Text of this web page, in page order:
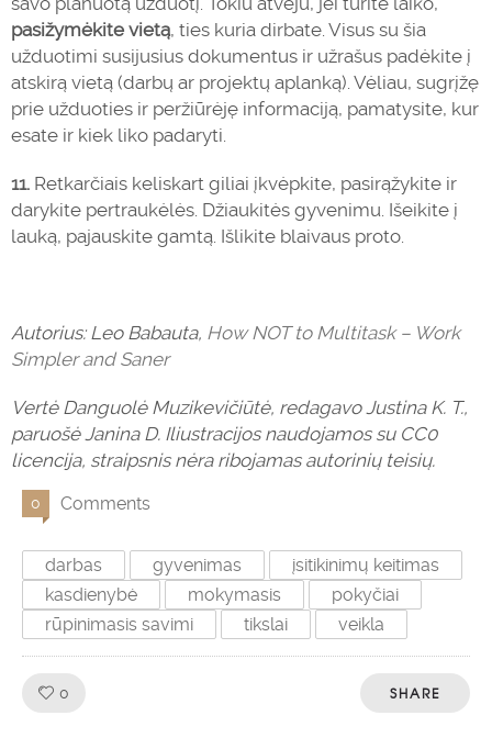
pasižymėkite vietą, ties kuria dirbate. Visus su šia
užduotimi susijusius dokumentus ir užrašus padėkite į
atskirą vietą (darbų ar projektų aplanką). Vėliau, sugrįžę
prie užduoties ir peržiūrėję informaciją, pamatysite, kur
esate ir kiek liko padaryti.
11. Retkarčiais keliskart giliai įkvėpkite, pasirąžykite ir
darykite pertraukėlės. Džiaukitės gyvenimu. Išeikite į
lauką, pajauskite gamtą. Išlikite blaivaus proto.
Autorius: Leo Babauta, How NOT to Multitask – Work
Simpler and Saner
Vertė Danguolė Muzikevičiūtė, redagavo Justina K. T.,
paruošė Janina D. Iliustracijos naudojamos su CC0
licencija, straipsnis nėra ribojamas autorinių teisių.
0 Comments
darbas gyvenimas
įsitikinimų keitimas
kasdienybė
mokymasis
pokyčiai
rūpinimasis savimi
tikslai veikla
0 SHARE